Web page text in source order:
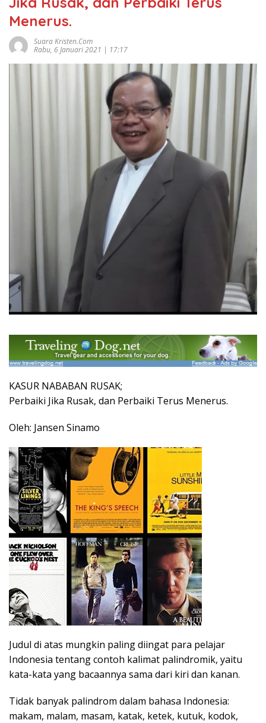
Menerus.
Suara Kristen.com
Rabu, 6 Januari 2021 | 17:17
KASUR NABABAN RUSAK;
Perbaiki Jika Rusak, dan Perbaiki Terus Menerus.
Oleh: Jansen Sinamo
Judul di atas mungkin paling diingat para pelajar
Indonesia tentang contoh kalimat palindromik, yaitu
kata-kata yang bacaannya sama dari kiri dan kanan.
Tidak banyak palindrom dalam bahasa Indonesia:
makam, malam, masam, katak, ketek, kutuk, kodok,